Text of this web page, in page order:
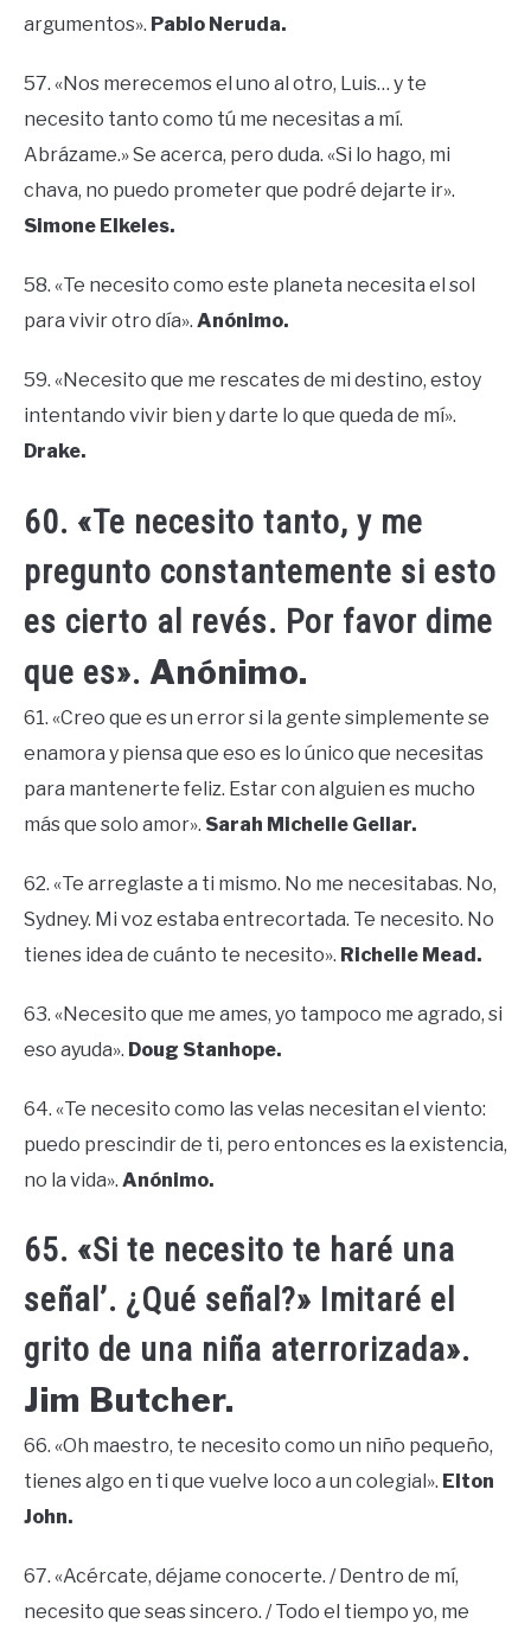
argumentos». Pablo Neruda.
57. «Nos merecemos el uno al otro, Luis… y te
necesito tanto como tú me necesitas a mí.
Abrázame.» Se acerca, pero duda. «Si lo hago, mi
chava, no puedo prometer que podré dejarte ir».
Simone Elkeles.
58. «Te necesito como este planeta necesita el sol
para vivir otro día». Anónimo.
59. «Necesito que me rescates de mi destino, estoy
intentando vivir bien y darte lo que queda de mí».
Drake.
60. «Te necesito tanto, y me
pregunto constantemente si esto
es cierto al revés. Por favor dime
que es». Anónimo.
61. «Creo que es un error si la gente simplemente se
enamora y piensa que eso es lo único que necesitas
para mantenerte feliz. Estar con alguien es mucho
más que solo amor». Sarah Michelle Gellar.
62. «Te arreglaste a ti mismo. No me necesitabas. No,
Sydney. Mi voz estaba entrecortada. Te necesito. No
tienes idea de cuánto te necesito». Richelle Mead.
63. «Necesito que me ames, yo tampoco me agrado, si
eso ayuda». Doug Stanhope.
64. «Te necesito como las velas necesitan el viento:
puedo prescindir de ti, pero entonces es la existencia,
no la vida». Anónimo.
65. «Si te necesito te haré una
señal’. ¿Qué señal?» Imitaré el
grito de una niña aterrorizada».
Jim Butcher.
66. «Oh maestro, te necesito como un niño pequeño,
tienes algo en ti que vuelve loco a un colegial». Elton
John.
67. «Acércate, déjame conocerte. / Dentro de mí,
necesito que seas sincero. / Todo el tiempo yo, me